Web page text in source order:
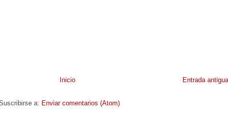
Entrada antigua
Inicio
a: Enviar comentarios (Atom)